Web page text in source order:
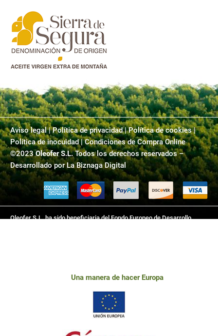
Aviso legal|Política de privacidad|Política de cookies |
Política de inocuidad | Condiciones de Compra Online
©2023Oleofer S.L.Todos los derechos reservados –
Desarrollado porLa Biznaga Digital
Oleofer S.L. ha sido beneficiaria del Fondo Europeo de Desarrollo
Una manera de hacer Europa